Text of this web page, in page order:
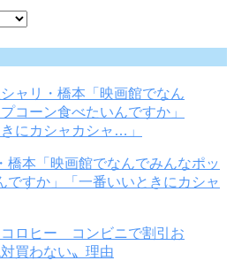
橋本「映画館でなんでみんなポッ
ですか」「一番いいときにカシャ